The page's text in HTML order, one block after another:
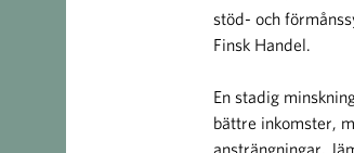
stöd- och
Finsk Handel.
En stadig
bättre inkomster,
ansträngningar.